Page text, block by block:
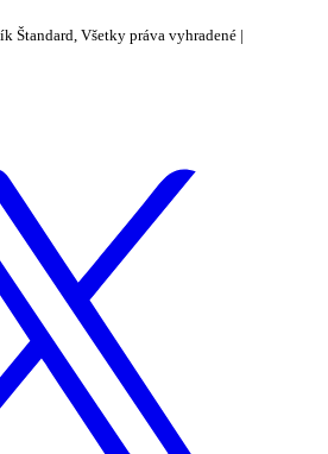
Štandard, Všetky práva vyhradené |